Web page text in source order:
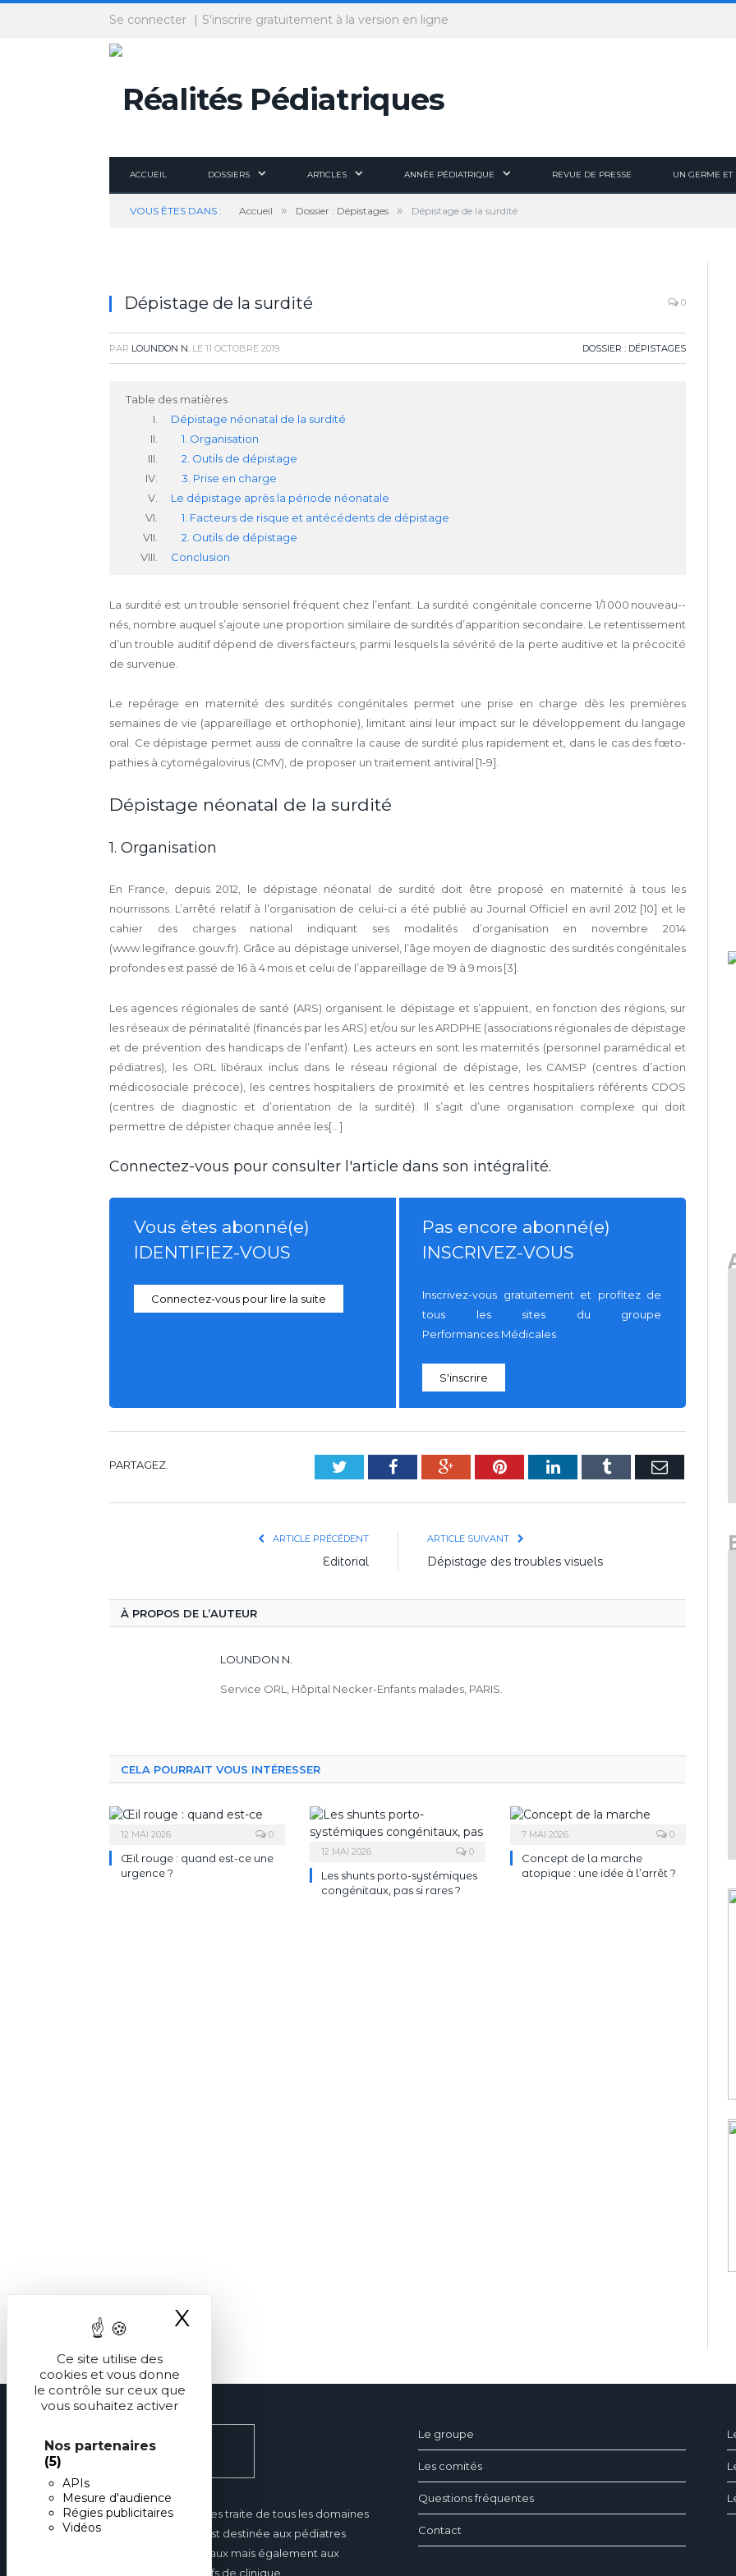
Panneau de gestion des cookies
Ce site utilise des
cookies et vous donne
le contrôle sur ceux que
vous souhaitez activer
Nos partenaires
(5)
APIs
Mesure d'audience
Régies publicitaires
Vidéos
X
Se connecter S'inscrire gratuitement à la version en ligne
ACCUEIL DOSSIERS ARTICLES ANNÉE PÉDIATRIQUE REVUE DE PRESSE UN GERME ET
VOUS ÊTES DANS : Accueil » Dossier : Dépistages » Dépistage de la surdité
Dépistage de la surdité 0
PAR LOUNDON N. LE 11 OCTOBRE 2019 DOSSIER : DÉPISTAGES
Table des matières
Dépistage néonatal de la surdité
1. Organisation
2. Outils de dépistage
3. Prise en charge
Le dépistage après la période néonatale
1. Facteurs de risque et antécédents de dépistage
2. Outils de dépistage
Conclusion
La surdité est un trouble sensoriel fréquent chez l’enfant. La sur­dité congénitale concerne 1/1 000 nouveau-­
nés, nombre auquel s’ajoute une proportion similaire de surdités d’apparition secondaire. Le retentissement
d’un trouble auditif dépend de divers facteurs, parmi lesquels la sévérité de la perte auditive et la précocité
de survenue.
Le repérage en maternité des surdités congénitales permet une prise en charge dès les premières
semaines de vie (appareillage et orthophonie), limitant ainsi leur impact sur le développement du langage
oral. Ce dépistage permet aussi de connaître la cause de surdité plus rapidement et, dans le cas des fœto­
pathies à cytomégalovirus (CMV), de proposer un traitement antiviral [1-9].
Dépistage néonatal de la surdité
1. Organisation
En France, depuis 2012, le dépistage néonatal de surdité doit être proposé en maternité à tous les
nourrissons. L’arrêté relatif à l’organisation de celui-ci a été publié au Journal Officiel en avril 2012 [10] et le
cahier des charges national indiquant ses modalités d’organisation en novembre 2014
(www.legifrance.gouv.fr). Grâce au dépistage universel, l’âge moyen de diagnostic des surdités congénitales
profondes est passé de 16 à 4 mois et celui de l’appareillage de 19 à 9 mois [3].
Les agences régionales de santé (ARS) organisent le dépistage et s’appuient, en fonction des régions, sur
les réseaux de périnatalité (financés par les ARS) et/ou sur les ARDPHE (associations régionales de dépistage
et de prévention des handi­caps de l’enfant). Les acteurs en sont les maternités (personnel paramédical et
pédiatres), les ORL libéraux inclus dans le réseau régional de dépistage, les CAMSP (centres d’action
médico­sociale précoce), les centres hospitaliers de proximité et les centres hospitaliers référents CDOS
(centres de diagnostic et d’orientation de la surdité). Il s’agit d’une organisation complexe qui doit
permettre de dépister chaque année les[...]
Connectez-vous pour consulter l'article dans son intégralité.
Vous êtes abonné(e)
IDENTIFIEZ-VOUS
Connectez-vous pour lire la suite
Pas encore abonné(e)
INSCRIVEZ-VOUS
Inscrivez-vous gratuitement et profitez de
tous les sites du groupe
Performances Médicales
S'inscrire
PARTAGEZ. TwitterFacebookGoogle+PinterestLinkedInTumblr E-
ARTICLE PRÉCÉDENT
Editorial
ARTICLE SUIVANT
Dépistage des troubles visuels
À PROPOS DE L’AUTEUR
LOUNDON N.
Service ORL, Hôpital Necker-Enfants malades, PARIS.
CELA POURRAIT VOUS INTÉRESSER
12 MAI 2026 0
Œil rouge : quand est-ce une
urgence ?
12 MAI 2026 0
Les shunts porto-systémiques
congénitaux, pas si rares ?
7 MAI 2026 0
Concept de la marche
atopique : une idée à l’arrêt ?
Réalités Pédiatriques traite de tous les domaines
de la pédiatrie et est destinée aux pédiatres
hospitaliers et libéraux mais également aux
internes et aux chefs de clinique.
Le groupe
Les comités
Questions fréquentes
Contact